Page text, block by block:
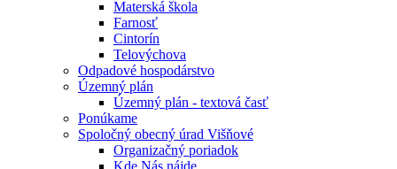
Materská škola
Farnosť
Cintorín
Telovýchova
Odpadové hospodárstvo
Územný plán
Územný plán - textová časť
Ponúkame
Spoločný obecný úrad Višňové
Organizačný poriadok
Kde Nás nájde